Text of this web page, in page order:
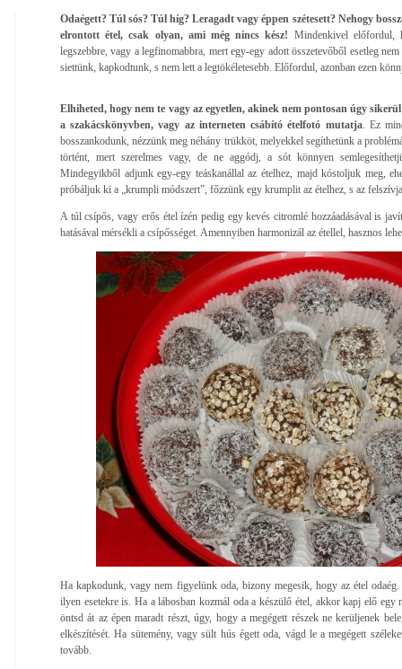
Odaégett? Túl sós? Túl híg? Leragadt vagy éppen szétesett? Nehogy
elrontott étel, csak olyan, ami még nincs kész! Mindenkivel előfordul,
legszebbre, vagy a legfinomabbra, mert egy-egy adott összetevőből esetleg
siettünk, kapkodtunk, s nem lett a legtökéletesebb. Előfordul, azonban ezen
Elhiheted, hogy nem te vagy az egyetlen, akinek nem pontosan úgy
a szakácskönyvben, vagy az interneten csábító ételfotó mutatja. Ez
bosszankodunk, nézzünk meg néhány trükköt, melyekkel segíthetünk a
történt, mert szerelmes vagy, de ne aggódj, a sót könnyen
Mindegyikből adjunk egy-egy teáskanállal az ételhez, majd kóstoljuk meg,
próbáljuk ki a „krumpli módszert”, főzzünk egy krumplit az ételhez, s az
A túl csípős, vagy erős étel ízén pedig egy kevés citromlé hozzáadásával is
hatásával mérsékli a csípősséget. Amennyiben harmonizál az étellel, hasznos
Ha kapkodunk, vagy nem figyelünk oda, bizony megesik, hogy az étel odaég.
ilyen esetekre is. Ha a lábosban kozmál oda a készülő étel, akkor kapj elő egy
öntsd át az épen maradt részt, úgy, hogy a megégett részek ne kerüljenek
elkészítését. Ha sütemény, vagy sült hús égett oda, vágd le a megégett
tovább.